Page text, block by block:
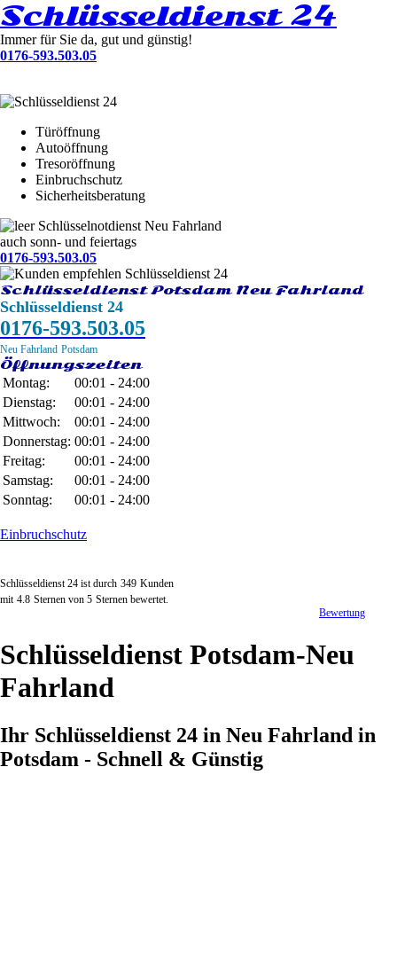
Schlüsseldienst 24
Immer für Sie da, gut und günstig!
0176-593.503.05
Türöffnung
Autoöffnung
Tresoröffnung
Einbruchschutz
Sicherheitsberatung
Schlüsselnotdienst Neu Fahrland
auch sonn- und feiertags
0176-593.503.05
Schlüsseldienst Potsdam Neu Fahrland
Schlüsseldienst 24
0176-593.503.05
Neu Fahrland Potsdam
Öffnungszeiten
Montag:
00:01 - 24:00
Dienstag:
00:01 - 24:00
Mittwoch:
00:01 - 24:00
Donnerstag: 00:01 - 24:00
Freitag:
00:01 - 24:00
Samstag:
00:01 - 24:00
Sonntag:
00:01 - 24:00
Einbruchschutz
Schlüsseldienst 24 ist durch 349 Kunden
mit 4.8 Sternen von 5 Sternen bewertet.
Bewertung
Schlüsseldienst Potsdam-Neu
Fahrland
Ihr Schlüsseldienst 24 in Neu Fahrland in
Potsdam - Schnell & Günstig